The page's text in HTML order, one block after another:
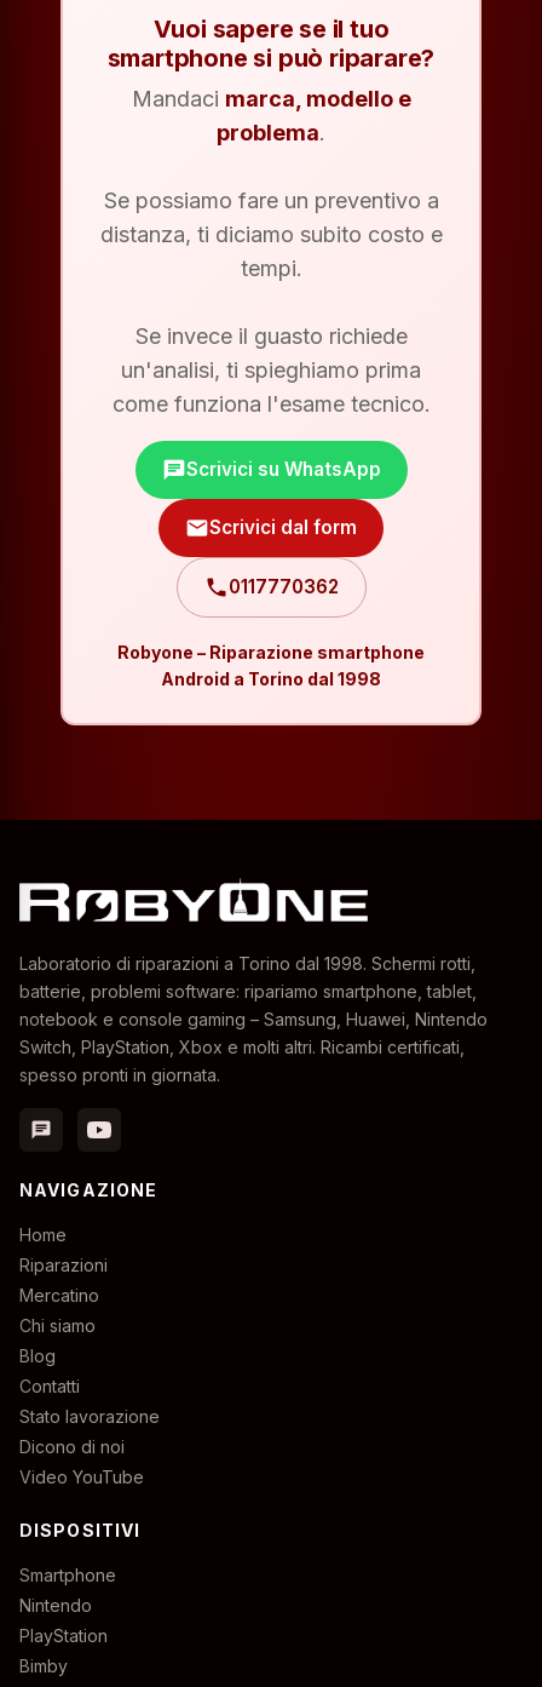
Vuoi sapere se il tuo
smartphone si può riparare?
Mandaci marca, modello e
problema.
Se possiamo fare un preventivo a
distanza, ti diciamo subito costo e
tempi.
Se invece il guasto richiede
un'analisi, ti spieghiamo prima
come funziona l'esame tecnico.
chatScrivici su WhatsApp
mailScrivici dal form
phone0117770362
Robyone – Riparazione smartphone
Android a Torino dal 1998
Laboratorio di riparazioni a Torino dal 1998. Schermi rotti,
batterie, problemi software: ripariamo smartphone, tablet,
notebook e console gaming – Samsung, Huawei, Nintendo
Switch, PlayStation, Xbox e molti altri. Ricambi certificati,
spesso pronti in giornata.
chat
NAVIGAZIONE
Home
Riparazioni
Mercatino
Chi siamo
Blog
Contatti
Stato lavorazione
Dicono di noi
Video YouTube
DISPOSITIVI
Smartphone
Nintendo
PlayStation
Bimby